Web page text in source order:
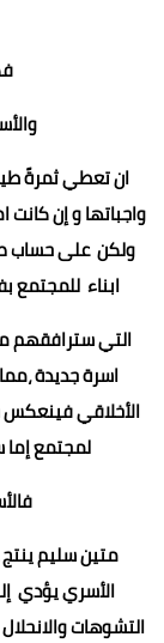
ان تعطي ثمرةً
واجباتها و إن
ولكن على حساب
ابناء للمجتمع
التي سترافقهم
اسرة جديدة
الأخلاقي
لمجتمع إما
متين سليم
الأسري يؤدي
التشوهات